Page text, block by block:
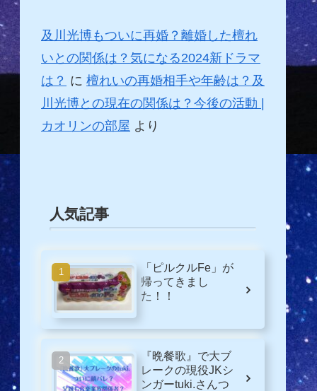
及川光博もついに再婚？離婚した檀れ
いとの関係は？気になる2024新ドラマ
は？ に 檀れいの再婚相手や年齢は？及
川光博との現在の関係は？今後の活動 |
カオリンの部屋 より
人気記事
「ピルクルFe」が
帰ってきまし
た！！
『晩餐歌』で大ブ
レークの現役JKシ
ンガーtuki.さんつ